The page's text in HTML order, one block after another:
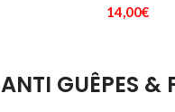
14,00€
ANTI GUÊPES &